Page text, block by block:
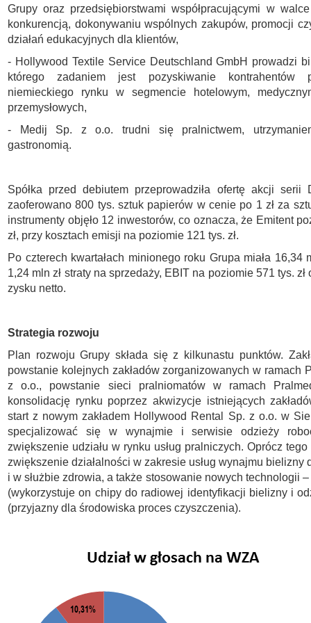
Grupy oraz przedsiębiorstwami współpracującymi w
konkurencją, dokonywaniu wspólnych zakupów, promocji
działań edukacyjnych dla klientów,
- Hollywood Textile Service Deutschland GmbH prowadzi
którego zadaniem jest pozyskiwanie kontrahentów
niemieckiego rynku w segmencie hotelowym,
przemysłowych,
- Medij Sp. z o.o. trudni się pralnictwem,
gastronomią.
Spółka przed debiutem przeprowadziła ofertę akcji serii
zaoferowano 800 tys. sztuk papierów w cenie po 1 zł za
instrumenty objęło 12 inwestorów, co oznacza, że Emitent
zł, przy kosztach emisji na poziomie 121 tys. zł.
Po czterech kwartałach minionego roku Grupa miała 16,34
1,24 mln zł straty na sprzedaży, EBIT na poziomie 571 tys. zł
zysku netto.
Strategia rozwoju
Plan rozwoju Grupy składa się z kilkunastu punktów.
powstanie kolejnych zakładów zorganizowanych w ramach
z o.o., powstanie sieci pralniomatów w ramach
konsolidację rynku poprzez akwizycje istniejących
start z nowym zakładem Hollywood Rental Sp. z o.o. w
specjalizować się w wynajmie i serwisie odzieży
zwiększenie udziału w rynku usług pralniczych. Oprócz
zwiększenie działalności w zakresie usług wynajmu bielizny
i w służbie zdrowia, a także stosowanie nowych technologii
(wykorzystuje on chipy do radiowej identyfikacji bielizny i
(przyjazny dla środowiska proces czyszczenia).